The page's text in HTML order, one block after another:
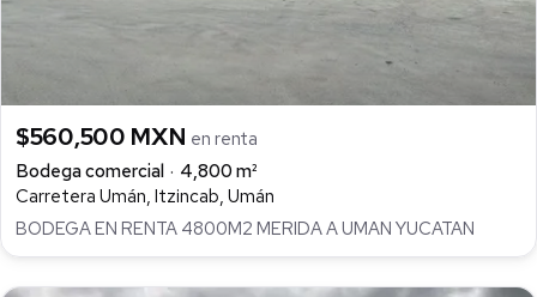
$560,500 MXN en renta
Bodega comercial
4,800 m²
Carretera Umán, Itzincab, Umán
BODEGA EN RENTA 4800M2 MERIDA A UMAN YUCATAN